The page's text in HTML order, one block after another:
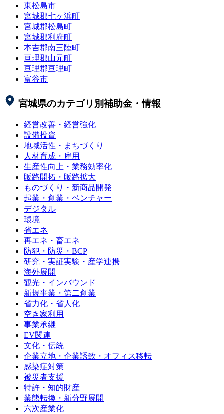
東松島市
宮城郡七ヶ浜町
宮城郡松島町
宮城郡利府町
本吉郡南三陸町
亘理郡山元町
亘理郡亘理町
富谷市
宮城県のカテゴリ別補助金・情報
経営改善・経営強化
設備投資
地域活性・まちづくり
人材育成・雇用
生産性向上・業務効率化
販路開拓・販路拡大
ものづくり・新商品開発
起業・創業・ベンチャー
デジタル
環境
省エネ
再エネ・畜エネ
防犯・防災・BCP
研究・実証実験・産学連携
海外展開
観光・インバウンド
新規事業・第二創業
省力化・省人化
空き家利用
事業承継
EV関連
文化・伝統
企業立地・企業誘致・オフィス移転
感染症対策
被災者支援
特許・知的財産
業態転換・新分野展開
六次産業化